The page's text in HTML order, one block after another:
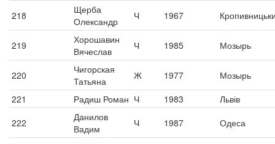
218
Щерба
Олександр
Ч 1967
219
Хорошавин
Вячеслав
Ч 1985 Мозырь
220
Чигорская
Татьяна
Ж 1977
Мозырь
221
Радиш Роман Ч 1983
Львів
222
Данилов
Вадим
Ч 1987 Одеса